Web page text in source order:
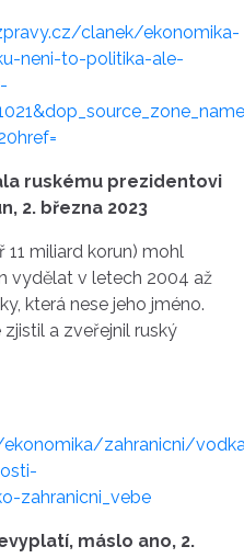
clanek/ekonomika-
neni-to-politika-ale-
ruskému prezidentovi
2. března 2023
miliard korun) mohl
vydělat v letech 2004 až
která nese jeho jméno.
a zveřejnil ruský
zahranicni/
zahranicni_vebe
máslo ano, 2.